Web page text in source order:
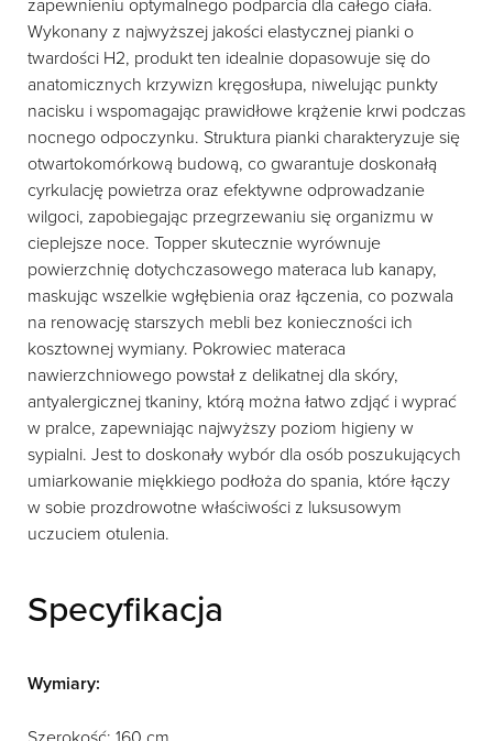
zapewnieniu optymalnego podparcia dla całego ciała.
Wykonany z najwyższej jakości elastycznej pianki o
twardości H2, produkt ten idealnie dopasowuje się do
anatomicznych krzywizn kręgosłupa, niwelując punkty
nacisku i wspomagając prawidłowe krążenie krwi podczas
nocnego odpoczynku. Struktura pianki charakteryzuje się
otwartokomórkową budową, co gwarantuje doskonałą
cyrkulację powietrza oraz efektywne odprowadzanie
wilgoci, zapobiegając przegrzewaniu się organizmu w
cieplejsze noce. Topper skutecznie wyrównuje
powierzchnię dotychczasowego materaca lub kanapy,
maskując wszelkie wgłębienia oraz łączenia, co pozwala
na renowację starszych mebli bez konieczności ich
kosztownej wymiany. Pokrowiec materaca
nawierzchniowego powstał z delikatnej dla skóry,
antyalergicznej tkaniny, którą można łatwo zdjąć i wyprać
w pralce, zapewniając najwyższy poziom higieny w
sypialni. Jest to doskonały wybór dla osób poszukujących
umiarkowanie miękkiego podłoża do spania, które łączy
w sobie prozdrowotne właściwości z luksusowym
uczuciem otulenia.
Specyfikacja
Wymiary: